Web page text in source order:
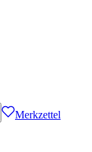
Merkzettel